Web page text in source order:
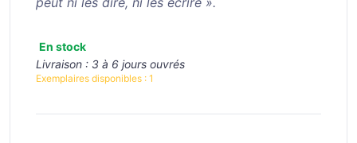
En stock
Livraison : 3 à 6 jours ouvrés
Exemplaires disponibles : 1